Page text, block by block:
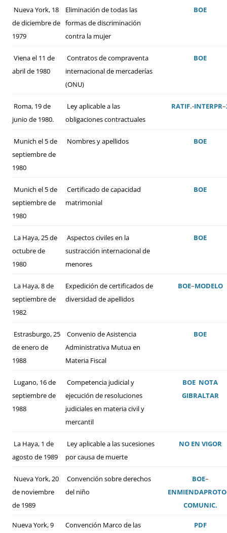
Nueva York, 18
de diciembre de
1979
Eliminación de todas las
formas de discriminación
contra la mujer
BOE
Viena el 11 de
abril de 1980
Contratos de compraventa
internacional de mercaderías
(ONU)
BOE
Roma, 19 de
junio de 1980.
Ley aplicable a las
obligaciones contractuales
RATIF.-INTERPR–
Munich el 5 de
septiembre de
1980
Nombres y apellidos BOE
Munich el 5 de
septiembre de
1980
Certificado de capacidad
matrimonial
BOE
La Haya, 25 de
octubre de
1980
Aspectos civiles en la
sustracción internacional de
menores
BOE
La Haya, 8 de
septiembre de
1982
Expedición de certificados de
diversidad de apellidos
BOE–MODELO
Estrasburgo, 25
de enero de
1988
Convenio de Asistencia
Administrativa Mutua en
Materia Fiscal
BOE
Lugano, 16 de
septiembre de
1988
Competencia judicial y
ejecución de resoluciones
judiciales en materia civil y
mercantil
BOE NOTA
GIBRALTAR
La Haya, 1 de
agosto de 1989
Ley aplicable a las sucesiones
por causa de muerte
NO EN VIGOR
Nueva York, 20
de noviembre
de 1989
Convención sobre derechos
del niño
BOE–
ENMIENDA
COMUNIC.
Nueva York, 9
Convención Marco de las
PDF